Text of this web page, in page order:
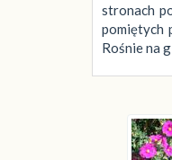
stronach
pomiętych
Rośnie na